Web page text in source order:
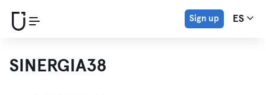
Sign up ES
SINERGIA38